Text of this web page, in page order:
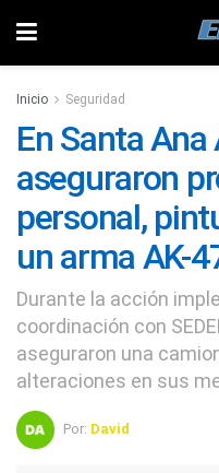
Inicio Seguridad
En Santa
aseguraron
personal,
un arma AK-
Durante la acción
coordinación con
aseguraron una
alteraciones en sus
Por: David